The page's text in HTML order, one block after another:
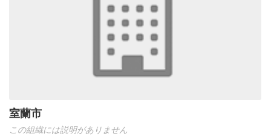
室蘭市
この組織には説明がありません